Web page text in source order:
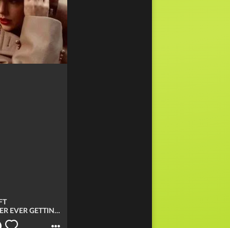
WE ARE NEVER EVER GETTING BACK TOGETHER (TAYLOR'S VERSION)